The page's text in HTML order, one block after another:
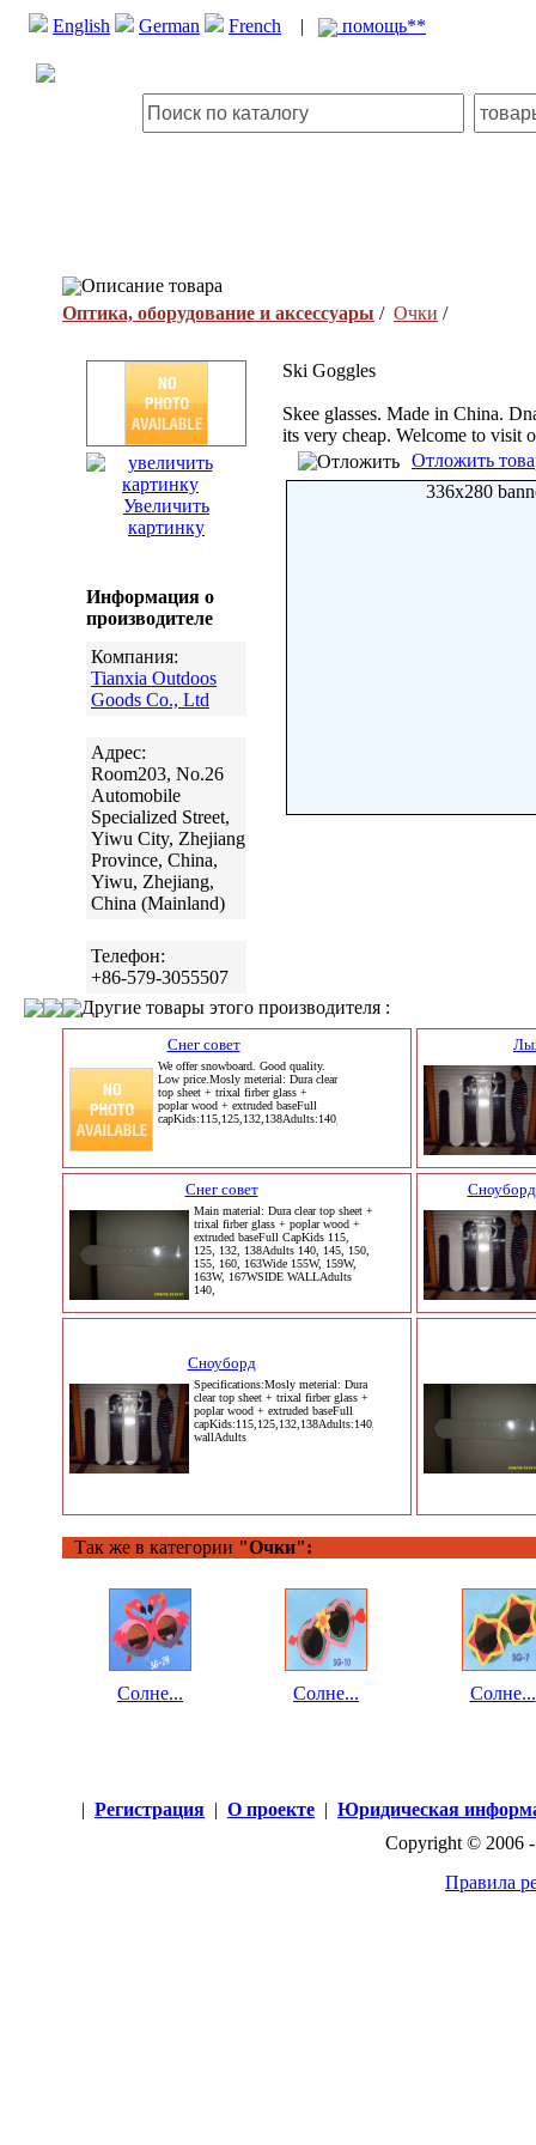
English German French | помощь**
Описание товара
Оптика, оборудование и аксессуары / Очки /
Увеличить
картинку
Информация о
производителе
Компания:
Tianxia Outdoos
Goods Co., Ltd
Адрес:
Room203, No.26
Automobile
Specialized Street,
Yiwu City, Zhejiang
Province, China,
Yiwu, Zhejiang,
China (Mainland)
Телефон:
+86-579-3055507
Ski Goggles
Skee glasses. Made in China.
its very cheap. Welcome to visit
Отложить
336x280
Другие товары этого производителя :
Снег совет
We offer snowboard. Good quality.
Low price.Mosly meterial: Dura clear
top sheet + trixal firber glass +
poplar wood + extruded baseFull
capKids:115,125,132,138Adults:140,145,150,155,160,163Wide:155w,
Снег совет
Main material: Dura clear top sheet +
trixal firber glass + poplar wood +
extruded baseFull CapKids 115,
125, 132, 138Adults 140, 145, 150,
155, 160, 163Wide 155W, 159W,
163W, 167WSIDE WALLAdults
140,
Сноуборд
Specifications:Mosly meterial: Dura
clear top sheet + trixal firber glass +
poplar wood + extruded baseFull
wallAdults
Так же в категории "Очки":
Солне... Солне... Солне...
| Регистрация | О проекте | Юридическая
Copyright © 2006
Правила